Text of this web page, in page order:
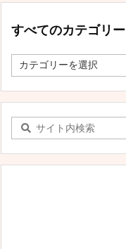
すべてのカテゴリー
べ
の
ゴ
リ
ー